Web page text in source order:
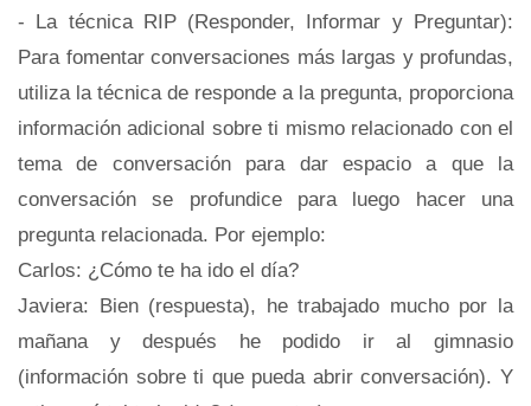
- La técnica RIP (Responder, Informar y Preguntar):
Para fomentar conversaciones más largas y profundas,
utiliza la técnica de responde a la pregunta, proporciona
información adicional sobre ti mismo relacionado con el
tema de conversación para dar espacio a que la
conversación se profundice para luego hacer una
pregunta relacionada. Por ejemplo:
Carlos: ¿Cómo te ha ido el día?
Javiera: Bien (respuesta), he trabajado mucho por la
mañana y después he podido ir al gimnasio
(información sobre ti que pueda abrir conversación). Y